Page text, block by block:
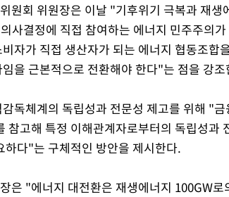
원회 위원장은 이날 "기후위기 극복과 재생
사결정에 직접 참여하는 에너지 민주주의
자가 직접 생산자가 되는 에너지 협동조합
을 근본적으로 전환해야 한다"는 점을 강조
독체계의 독립성과 전문성 제고를 위해 "
참고해 특정 이해관계자로부터의 독립성과
다"는 구체적인 방안을 제시한다.
은 "에너지 대전환은 재생에너지 100GW로